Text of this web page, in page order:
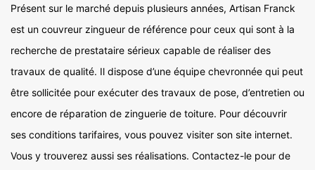
Présent sur le marché depuis plusieurs années, Artisan Franck
est un couvreur zingueur de référence pour ceux qui sont à la
recherche de prestataire sérieux capable de réaliser des
travaux de qualité. Il dispose d’une équipe chevronnée qui peut
être sollicitée pour exécuter des travaux de pose, d’entretien ou
encore de réparation de zinguerie de toiture. Pour découvrir
ses conditions tarifaires, vous pouvez visiter son site internet.
Vous y trouverez aussi ses réalisations. Contactez-le pour de